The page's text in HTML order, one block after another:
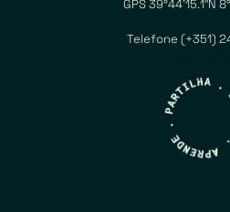
GPS 39°44’15.1″N
Telefone (+351)